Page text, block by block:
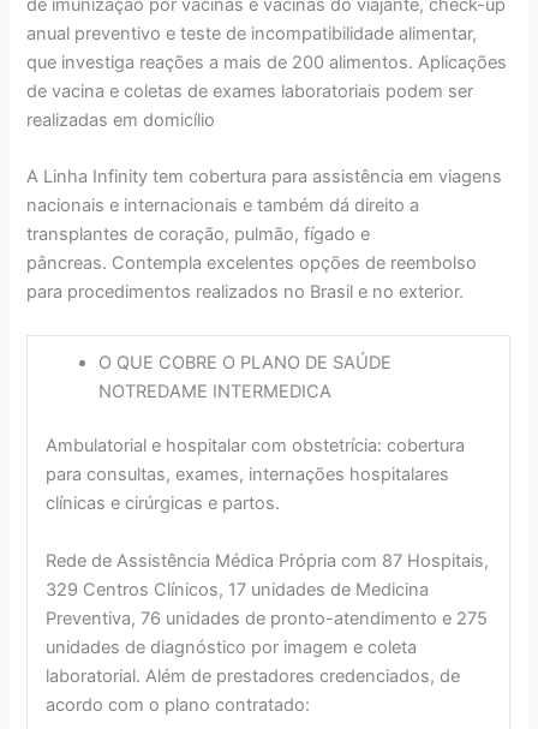
de imunização por vacinas e vacinas do viajante, check-up
anual preventivo e teste de incompatibilidade alimentar,
que investiga reações a mais de 200 alimentos. Aplicações
de vacina e coletas de exames laboratoriais podem ser
realizadas em domicílio
A Linha Infinity tem cobertura para assistência em viagens
nacionais e internacionais e também dá direito a
transplantes de coração, pulmão, fígado e
pâncreas. Contempla excelentes opções de reembolso
para procedimentos realizados no Brasil e no exterior.
O QUE COBRE O PLANO DE SAÚDE
NOTREDAME INTERMEDICA
Ambulatorial e hospitalar com obstetrícia: cobertura
para consultas, exames, internações hospitalares
clínicas e cirúrgicas e partos.
Rede de Assistência Médica Própria com 87 Hospitais,
329 Centros Clínicos, 17 unidades de Medicina
Preventiva, 76 unidades de pronto-atendimento e 275
unidades de diagnóstico por imagem e coleta
laboratorial. Além de prestadores credenciados, de
acordo com o plano contratado: